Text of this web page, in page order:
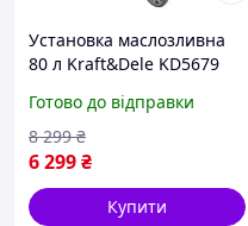
Установка маслозливна
80 л Kraft&Dele KD5679
мастила для СТО
Готово до відправки
6 299₴
8 299 ₴
Купити